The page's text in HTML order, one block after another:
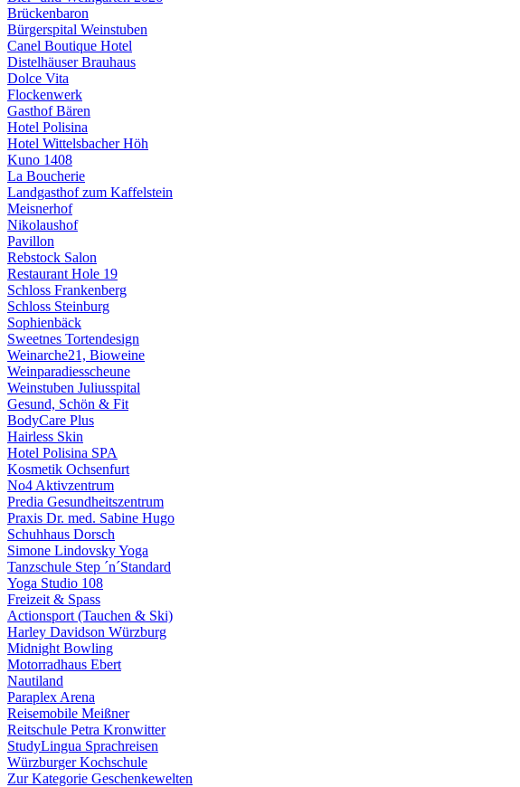
Brückenbaron
Bürgerspital Weinstuben
Canel Boutique Hotel
Distelhäuser Brauhaus
Dolce Vita
Flockenwerk
Gasthof Bären
Hotel Polisina
Hotel Wittelsbacher Höh
Kuno 1408
La Boucherie
Landgasthof zum Kaffelstein
Meisnerhof
Nikolaushof
Pavillon
Rebstock Salon
Restaurant Hole 19
Schloss Frankenberg
Schloss Steinburg
Sophienbäck
Sweetnes Tortendesign
Weinarche21, Bioweine
Weinparadiesscheune
Weinstuben Juliusspital
Gesund, Schön & Fit
BodyCare Plus
Hairless Skin
Hotel Polisina SPA
Kosmetik Ochsenfurt
No4 Aktivzentrum
Predia Gesundheitszentrum
Praxis Dr. med. Sabine Hugo
Schuhhaus Dorsch
Simone Lindovsky Yoga
Tanzschule Step ´n´Standard
Yoga Studio 108
Freizeit & Spass
Actionsport (Tauchen & Ski)
Harley Davidson Würzburg
Midnight Bowling
Motorradhaus Ebert
Nautiland
Paraplex Arena
Reisemobile Meißner
Reitschule Petra Kronwitter
StudyLingua Sprachreisen
Würzburger Kochschule
Zur Kategorie Geschenkewelten